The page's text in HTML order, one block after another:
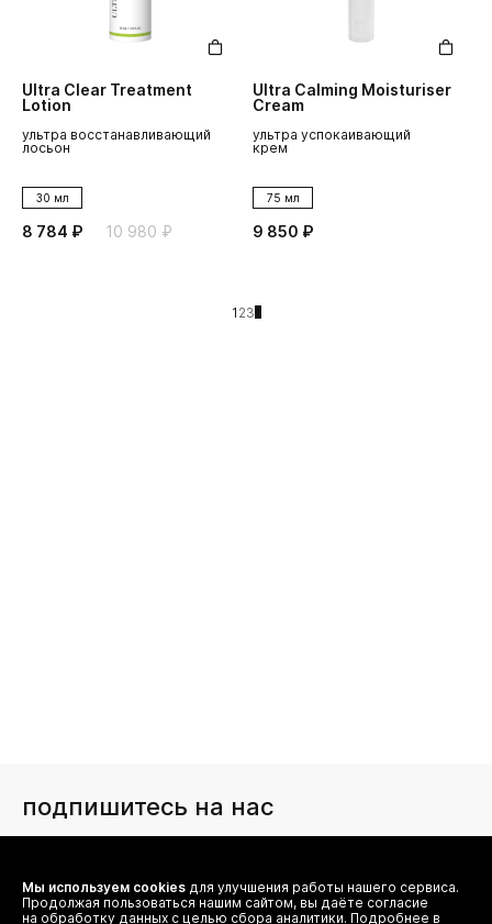
Ultra Clear Treatment
Lotion
ультра восстанавливающий
лосьон
30 мл
8 784 ₽ 10 980 ₽
Ultra Calming Moisturiser
Cream
ультра успокаивающий
крем
75 мл
9 850 ₽
1 23
подпишитесь на нас
Мы используем cookies для улучшения работы нашего сервиса.
Продолжая пользоваться нашим сайтом, вы даёте согласие
на обработку данных с целью сбора аналитики. Подробнее в